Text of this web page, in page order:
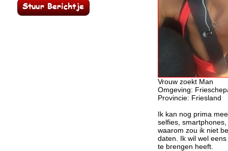
Vrouw zoekt Man
Omgeving:
Provincie: Friesland
Ik kan nog prima
selfies,
waarom zou ik niet
daten. Ik wil wel
te brengen heeft.